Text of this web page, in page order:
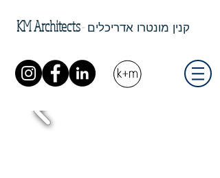
KM Architects- קנין מונטרו אדריכלים